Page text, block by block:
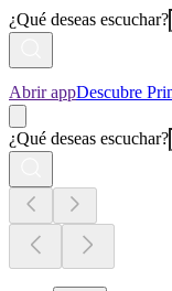
¿Qué deseas escuchar?
Abrir appDescubre
¿Qué deseas escuchar?